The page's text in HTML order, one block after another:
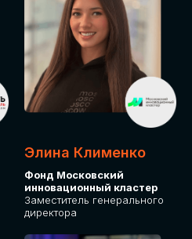
Элина Клименко
Фонд Московский
инновационный кластер
Заместитель генерального
директора
GLOBAL
ваши
Будем